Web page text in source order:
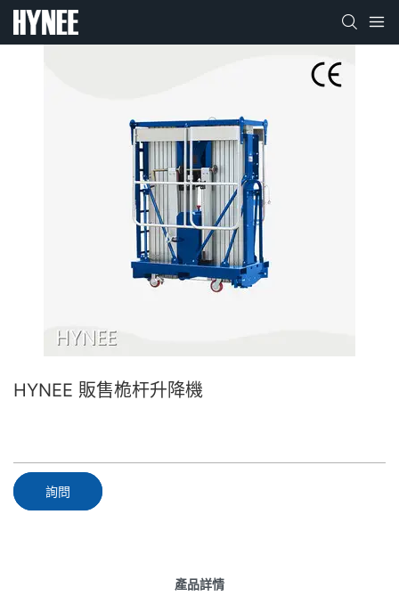
HYNEE 販售桅杆升降機
詢問
產品詳情